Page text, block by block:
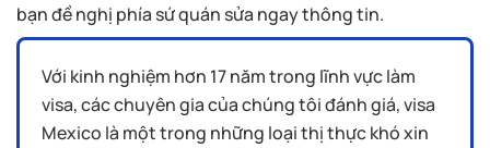
bạn đề nghị phía sứ quán sửa ngay thông tin.
Với kinh nghiệm hơn 17 năm trong lĩnh vực làm
visa, các chuyên gia của chúng tôi đánh giá, visa
Mexico là một trong những loại thị thực khó xin